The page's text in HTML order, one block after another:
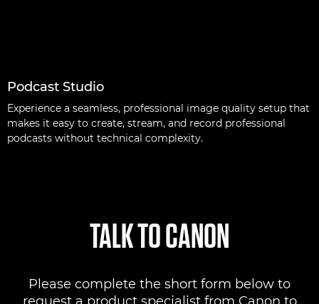
Podcast Studio
Experience a seamless, professional image quality setup that
makes it easy to create, stream, and record professional
podcasts without technical complexity.
TALK TO CANON
Please complete the short form below to